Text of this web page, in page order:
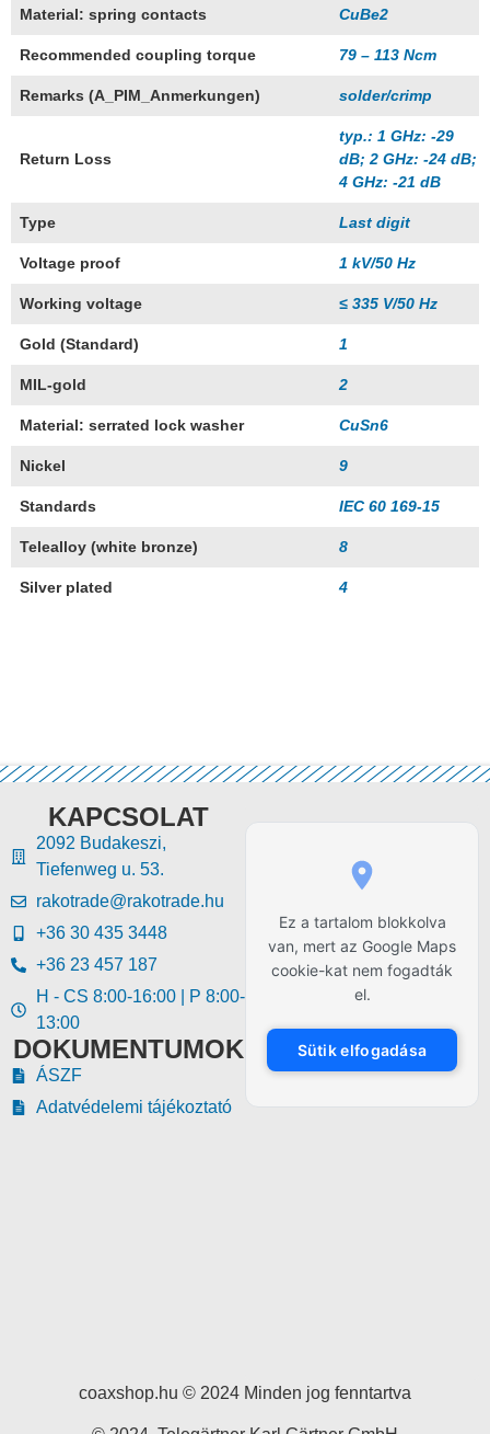
Material: spring contacts CuBe2
Recommended coupling torque 79 – 113 Ncm
Remarks (A_PIM_Anmerkungen) solder/crimp
Return Loss
typ.: 1 GHz: -29
dB; 2 GHz: -24 dB;
4 GHz: -21 dB
Type Last digit
Voltage proof 1 kV/50 Hz
Working voltage ≤ 335 V/50 Hz
Gold (Standard) 1
MIL-gold 2
Material: serrated lock washer CuSn6
Nickel 9
Standards IEC 60 169-15
Telealloy (white bronze) 8
Silver plated 4
KAPCSOLAT
2092 Budakeszi,
Tiefenweg u. 53.
rakotrade@rakotrade.hu
+36 30 435 3448
+36 23 457 187
H - CS 8:00-16:00 | P 8:00-
13:00
DOKUMENTUMOK
ÁSZF
Adatvédelemi tájékoztató
Ez a tartalom blokkolva
van, mert az Google Maps
cookie-kat nem fogadták
el.
Sütik elfogadása
coaxshop.hu © 2024 Minden jog fenntartva